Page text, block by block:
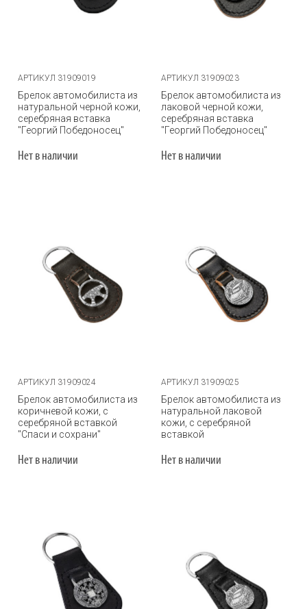
АРТИКУЛ 31909019
Брелок автомобилиста из
натуральной черной кожи,
серебряная вставка
"Георгий Победоносец"
Нет в наличии
АРТИКУЛ 31909023
Брелок автомобилиста из
лаковой черной кожи,
серебряная вставка
"Георгий Победоносец"
Нет в наличии
АРТИКУЛ 31909024
Брелок автомобилиста из
коричневой кожи, с
серебряной вставкой
"Спаси и сохрани"
Нет в наличии
АРТИКУЛ 31909025
Брелок автомобилиста из
натуральной лаковой
кожи, с серебряной
вставкой
Нет в наличии